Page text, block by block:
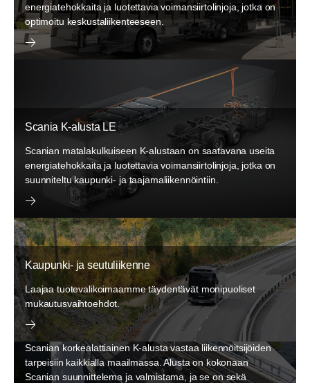
energiatehokkaita ja luotettavia voimansiirtolinjoja, jotka on
optimoitu keskustaliikenteeseen.
Laajaa tuotevalikoimaamme täydentävät monipuoliset
mukautusvaihtoehdot.
Scania K-alusta LE
Scanian matalakulkuiseen K-alustaan on saatavana useita
energiatehokkaita ja luotettavia voimansiirtolinjoja, jotka on
suunniteltu kaupunki- ja taajamaliikennöintiin.
Kaupunki- ja seutuliikenne
Laajaa tuotevalikoimaamme täydentävät monipuoliset
mukautusvaihtoehdot.
Scania K-alusta HF
Scanian korkealattiainen K-alusta vastaa liikennöitsijöiden
tarpeisiin kaikkialla maailmassa. Alusta on kokonaan
Scanian suunnittelema ja valmistama, ja se on sekä